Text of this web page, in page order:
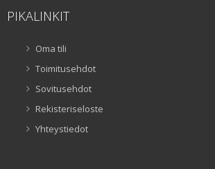
PIKALINKIT
Oma tili
Toimitusehdot
Sovitusehdot
Rekisteriseloste
Yhteystiedot